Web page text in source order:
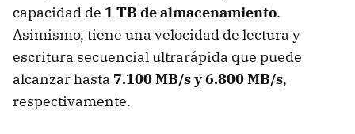
capacidad de 1 TB de almacenamiento.
Asimismo, tiene una velocidad de lectura y
escritura secuencial ultrarápida que puede
alcanzar hasta 7.100 MB/s y 6.800 MB/s,
respectivamente.